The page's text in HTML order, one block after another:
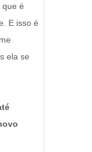
que é
E isso é
ela se